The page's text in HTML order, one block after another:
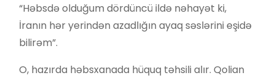
“Həbsdə olduğum dördüncü ildə nəhayət ki,
İranın hər yerindən azadlığın ayaq səslərini eşidə
bilirəm”.
O, hazırda həbsxanada hüquq təhsili alır. Qolian